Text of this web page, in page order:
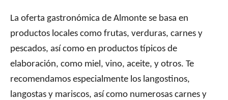
La oferta gastronómica de Almonte se basa en
productos locales como frutas, verduras, carnes y
pescados, así como en productos típicos de
elaboración, como miel, vino, aceite, y otros. Te
recomendamos especialmente los langostinos,
langostas y mariscos, así como numerosas carnes y